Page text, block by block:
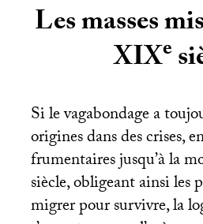
Les masses
XIXe
Si le vagabondage a
origines dans des crises,
frumentaires jusqu’à la
siècle, obligeant ainsi les
migrer pour survivre, la